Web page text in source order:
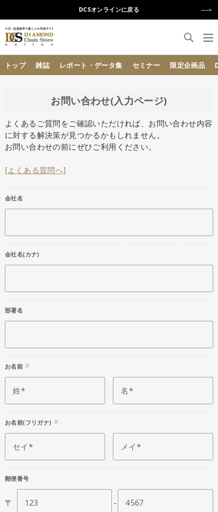
DCSオンラインに戻る
トップ 雑誌 レポート・データ集 セミナー 限定企画品
お問い合わせ(入力ページ)
よくあるご質問をご確認いただければ、お問い合わせ内容
に対する解決策が見つかるかもしれません。
お問い合わせの前にぜひご利用ください。
[よくある質問へ]
会社名
会社名(カナ)
部署名
お名前 ※
姓 名
お名前(フリガナ) ※
セイ メイ
郵便番号
〒 123 - 4567